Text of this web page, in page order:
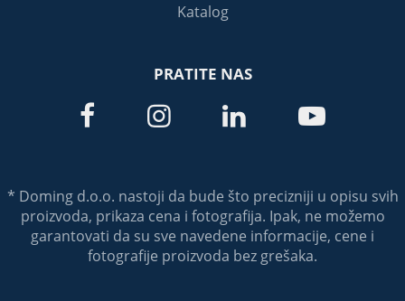
Katalog
PRATITE NAS
   
* Doming d.o.o. nastoji da bude što precizniji u opisu svih
proizvoda, prikaza cena i fotografija. Ipak, ne možemo
garantovati da su sve navedene informacije, cene i
fotografije proizvoda bez grešaka.